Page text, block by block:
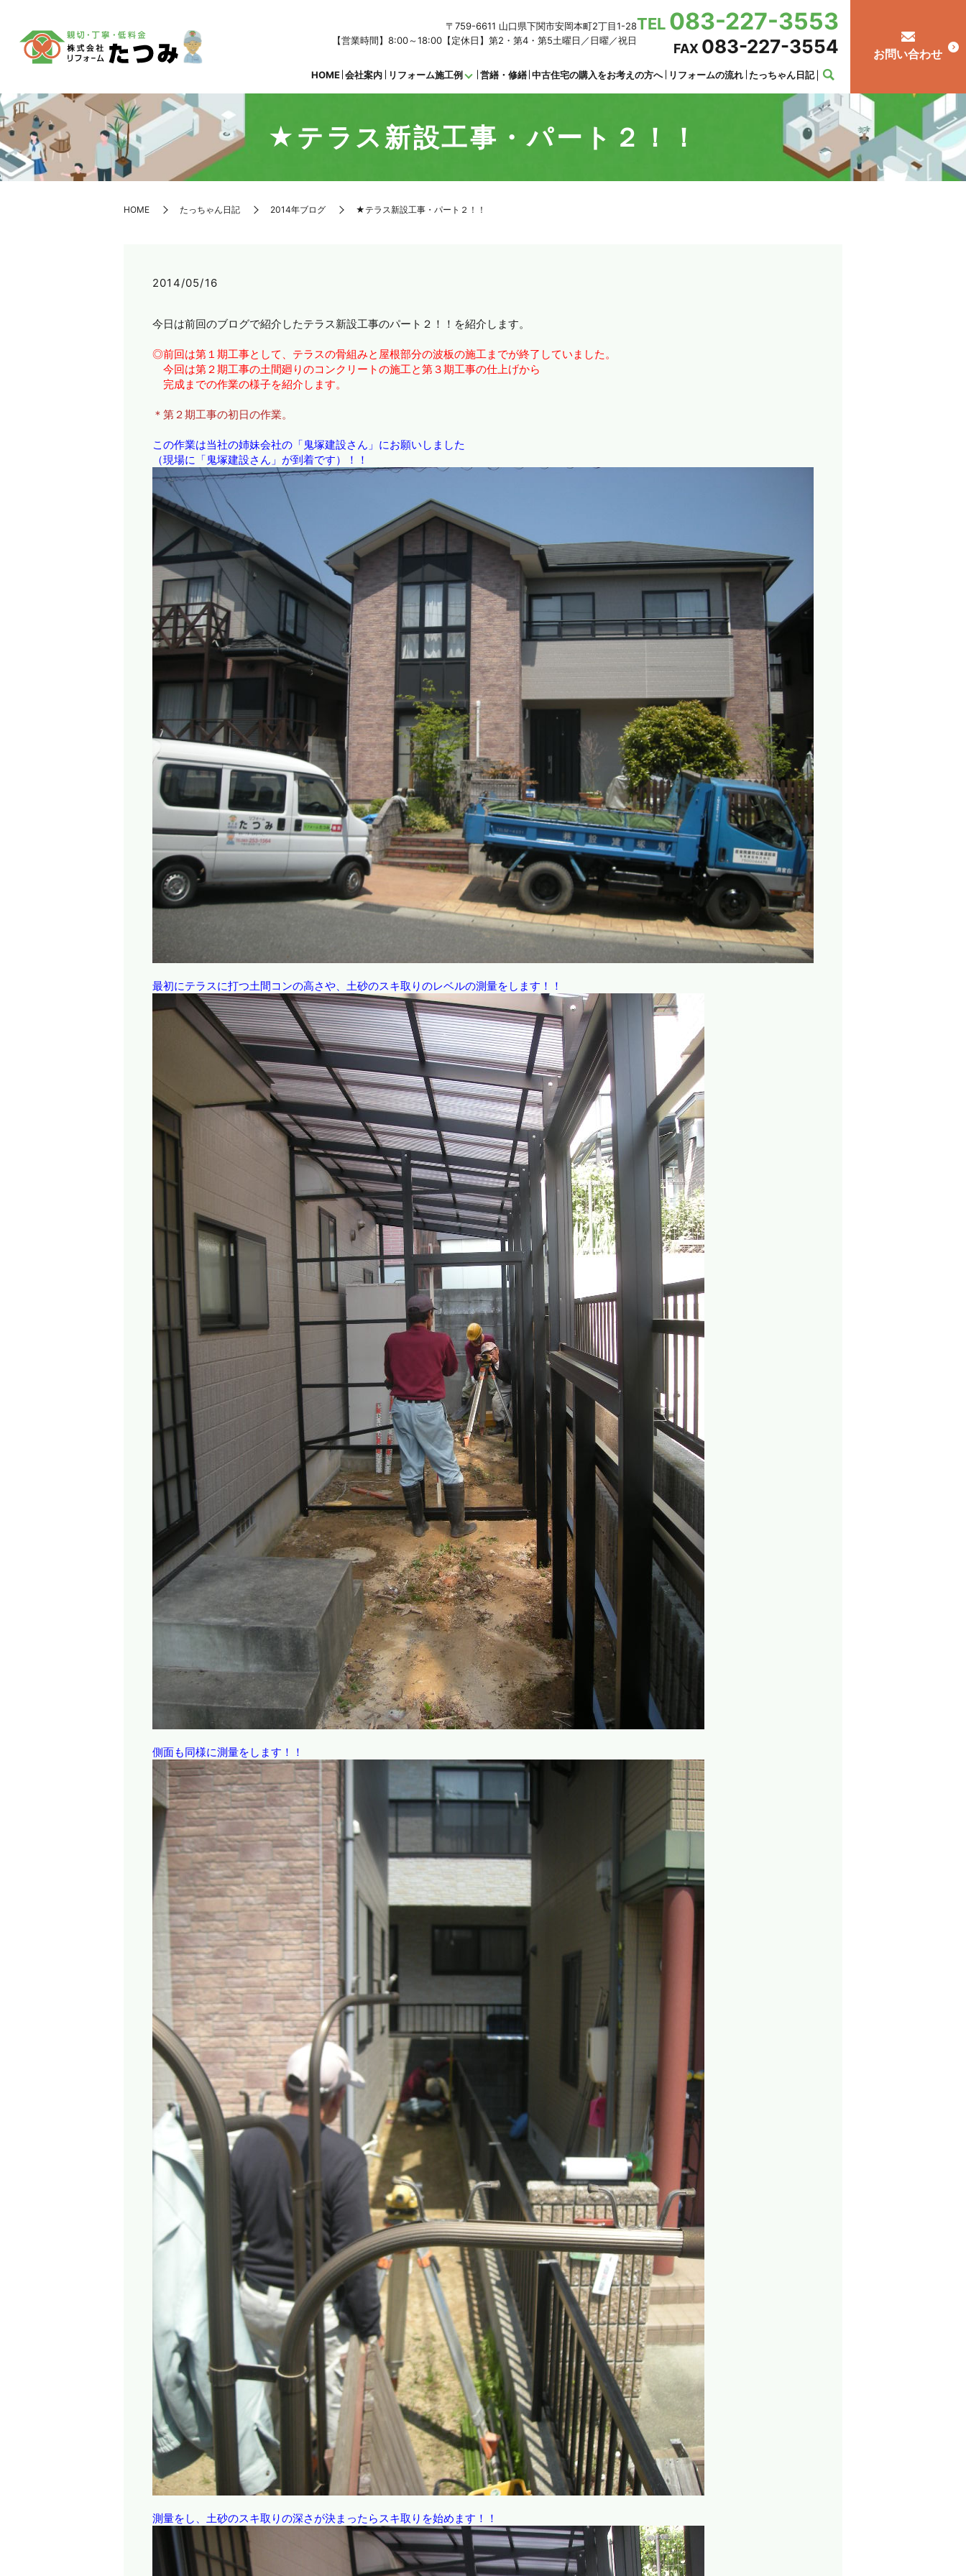
HOME 会社案内 リフォーム施工例 営繕・修繕 中古住宅の購入をお考えの方へ リフォームの流れ たっちゃん日記
お問い合わせ
〒759-6611 山口県下関市安岡本町2丁目1-28
【営業時間】8:00～18:00【定休日】第2・第4・第5土曜日／日曜／祝日
TEL 083-227-3553
FAX 083-227-3554
★テラス新設工事・パート２！！
HOME たっちゃん日記 2014年ブログ ★テラス新設工事・パート２！！
2014/05/16
今日は前回のブログで紹介したテラス新設工事のパート２！！を紹介します。
◎前回は第１期工事として、テラスの骨組みと屋根部分の波板の施工までが終了していました。
今回は第２期工事の土間廻りのコンクリートの施工と第３期工事の仕上げから
完成までの作業の様子を紹介します。
＊第２期工事の初日の作業。
この作業は当社の姉妹会社の「鬼塚建設さん」にお願いしました
（現場に「鬼塚建設さん」が到着です）！！
最初にテラスに打つ土間コンの高さや、土砂のスキ取りのレベルの測量をします！！
側面も同様に測量をします！！
測量をし、土砂のスキ取りの深さが決まったらスキ取りを始めます！！